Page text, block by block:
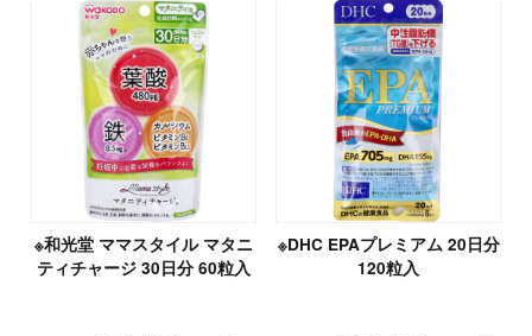
※和光堂 ママスタイル マタニ
ティチャージ 30日分 60粒入
※DHC EPAプレミアム 20日分
120粒入